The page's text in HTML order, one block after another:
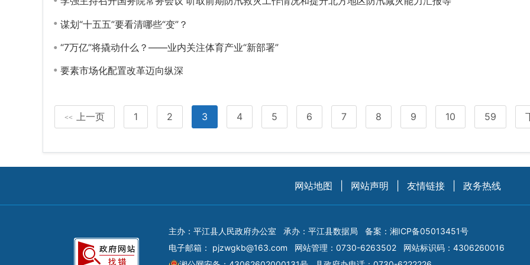
谋划“十五五”要看清哪些“变”？
“7万亿”将撬动什么？——业内关注体育产业“新部署”
要素市场化配置改革迈向纵深
<< 上一页 1 2 3 4 5 6 7 8 9 10 59
网站地图 网站声明 友情链接 政务热线
主办：平江县人民政府办公室 承办：平江县数据局 备案： 湘ICP备05013451号
电子邮箱： pjzwgkb@163.com 网站管理：0730-6263502
网站标识码：4306260016